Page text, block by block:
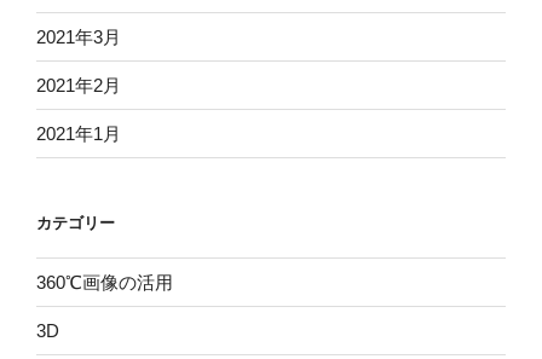
2021年3月
2021年2月
2021年1月
カテゴリー
360℃画像の活用
3D